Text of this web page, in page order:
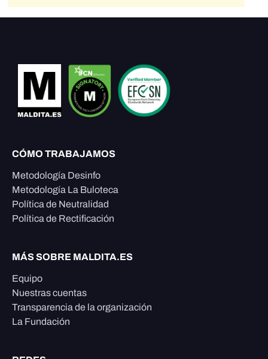
CÓMO TRABAJAMOS
Metodología Desinfo
Metodología La Buloteca
Política de Neutralidad
Política de Rectificación
MÁS SOBRE MALDITA.ES
Equipo
Nuestras cuentas
Transparencia de la organización
La Fundación